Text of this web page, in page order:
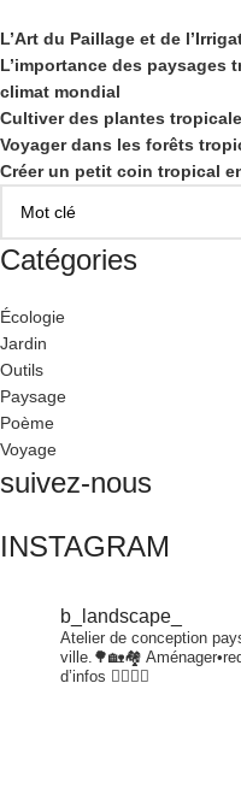
L’Art du Paillage et de
L’importance des
climat mondial
Cultiver des plantes
Voyager dans les forêts
Créer un petit coin tropical
Catégories
Écologie
Jardin
Outils
Paysage
Poème
Voyage
suivez-nous
INSTAGRAM
b_landscape_
Atelier de conception
ville.🌳🏡🏘
d’infos 👇🏾👇🏾